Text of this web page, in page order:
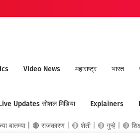
Video News महाराष्ट्र भारत
Updates सोशल मिडिया Explainers
| 🔴 राजकारण | 🔴 शेती | 🔴 गुन्हे | 🔴 शिक्षण |